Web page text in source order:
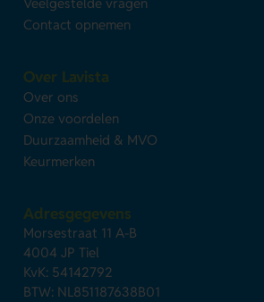
Contact opnemen
Over Lavista
Over ons
Onze voordelen
Duurzaamheid & MVO
Keurmerken
Adresgegevens
Morsestraat 11 A-B
4004 JP Tiel
KvK: 54142792
BTW: NL851187638B01